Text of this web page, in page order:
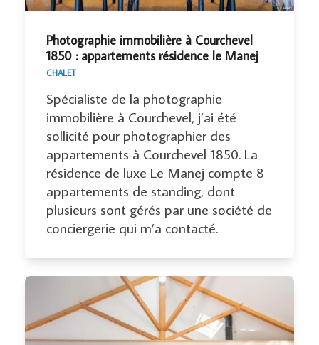
Photographie immobilière à Courchevel
1850 : appartements résidence le Manej
CHALET
Spécialiste de la photographie
immobilière à Courchevel, j’ai été
sollicité pour photographier des
appartements à Courchevel 1850. La
résidence de luxe Le Manej compte 8
appartements de standing, dont
plusieurs sont gérés par une société de
conciergerie qui m’a contacté.